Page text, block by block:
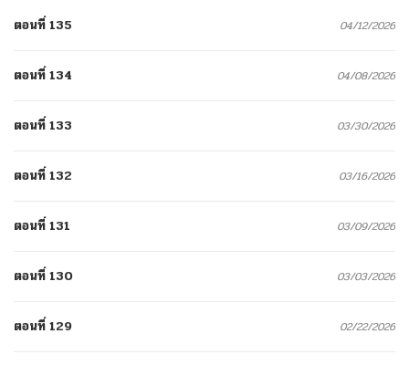
ตอนที่ 135 04/12/2026
ตอนที่ 134 04/08/2026
ตอนที่ 133 03/30/2026
ตอนที่ 132 03/16/2026
ตอนที่ 131 03/09/2026
ตอนที่ 130 03/03/2026
ตอนที่ 129 02/22/2026